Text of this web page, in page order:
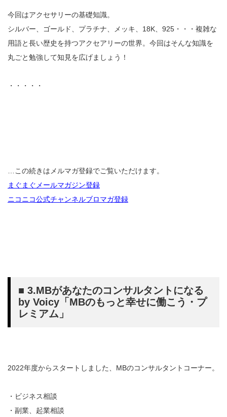
今回はアクセサリーの基礎知識。
シルバー、ゴールド、プラチナ、メッキ、18K、925・・・複雑な
用語と長い歴史を持つアクセアリーの世界。今回はそんな知識を
丸ごと勉強して知見を広げましょう！
・・・・・
…この続きはメルマガ登録でご覧いただけます。
まぐまぐメールマガジン登録
ニコニコ公式チャンネルブロマガ登録
■ 3.MBがあなたのコンサルタントになる
by Voicy「MBのもっと幸せに働こう・プ
レミアム」
2022年度からスタートしました、MBのコンサルタントコーナー。
・ビジネス相談
・副業、起業相談